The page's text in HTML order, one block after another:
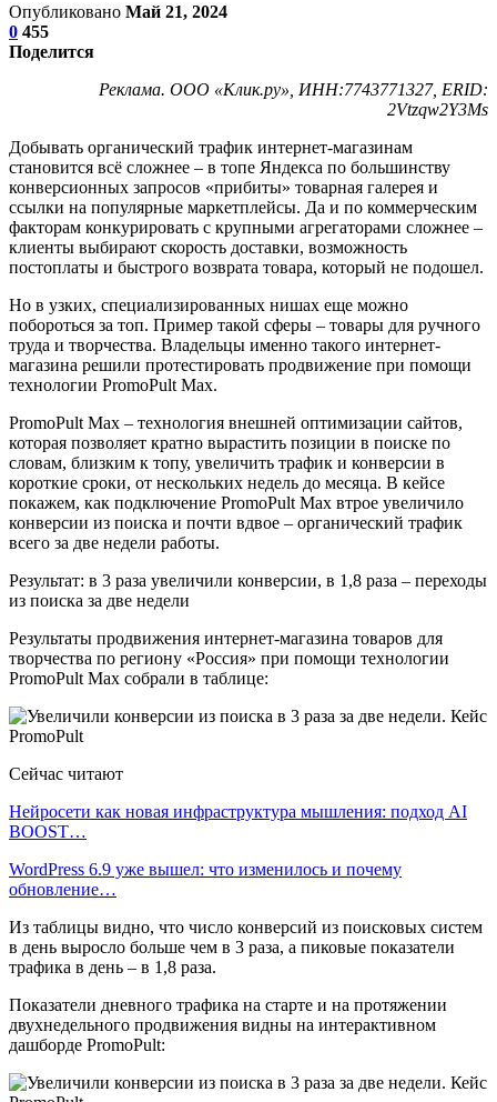
Опубликовано Май 21, 2024
0 455
Поделится
Реклама. ООО «Клик.ру», ИНН:7743771327, ERID:
2Vtzqw2Y3Ms
Добывать органический трафик интернет-магазинам
становится всё сложнее – в топе Яндекса по большинству
конверсионных запросов «прибиты» товарная галерея и
ссылки на популярные маркетплейсы. Да и по коммерческим
факторам конкурировать с крупными агрегаторами сложнее –
клиенты выбирают скорость доставки, возможность
постоплаты и быстрого возврата товара, который не подошел.
Но в узких, специализированных нишах еще можно
побороться за топ. Пример такой сферы – товары для ручного
труда и творчества. Владельцы именно такого интернет-
магазина решили протестировать продвижение при помощи
технологии PromoPult Max.
PromoPult Max – технология внешней оптимизации сайтов,
которая позволяет кратно вырастить позиции в поиске по
словам, близким к топу, увеличить трафик и конверсии в
короткие сроки, от нескольких недель до месяца. В кейсе
покажем, как подключение PromoPult Max втрое увеличило
конверсии из поиска и почти вдвое – органический трафик
всего за две недели работы.
Результат: в 3 раза увеличили конверсии, в 1,8 раза – переходы
из поиска за две недели
Результаты продвижения интернет-магазина товаров для
творчества по региону «Россия» при помощи технологии
PromoPult Max собрали в таблице:
Сейчас читают
Нейросети как новая инфраструктура мышления: подход AI
BOOST…
WordPress 6.9 уже вышел: что изменилось и почему
обновление…
Из таблицы видно, что число конверсий из поисковых систем
в день выросло больше чем в 3 раза, а пиковые показатели
трафика в день – в 1,8 раза.
Показатели дневного трафика на старте и на протяжении
двухнедельного продвижения видны на интерактивном
дашборде PromoPult: